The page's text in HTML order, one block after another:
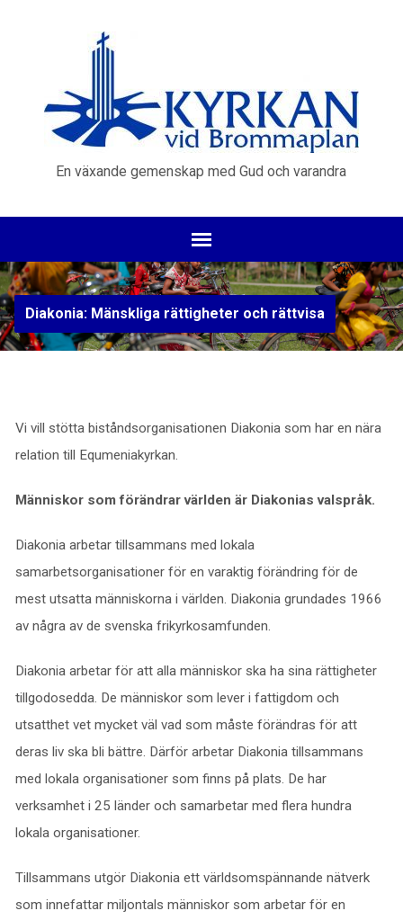
En växande gemenskap med Gud och varandra
Diakonia: Mänskliga rättigheter och rättvisa
Vi vill stötta biståndsorganisationen Diakonia som har en nära
relation till Equmeniakyrkan.
Människor som förändrar världen är Diakonias valspråk.
Diakonia arbetar tillsammans med lokala
samarbetsorganisationer för en varaktig förändring för de
mest utsatta människorna i världen. Diakonia grundades 1966
av några av de svenska frikyrkosamfunden.
Diakonia arbetar för att alla människor ska ha sina rättigheter
tillgodosedda. De människor som lever i fattigdom och
utsatthet vet mycket väl vad som måste förändras för att
deras liv ska bli bättre. Därför arbetar Diakonia tillsammans
med lokala organisationer som finns på plats. De har
verksamhet i 25 länder och samarbetar med flera hundra
lokala organisationer.
Tillsammans utgör Diakonia ett världsomspännande nätverk
som innefattar miljontals människor som arbetar för en